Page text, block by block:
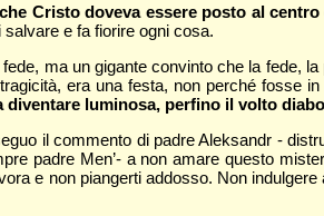
Cristo doveva essere posto al
e fa fiorire ogni cosa.
ma un gigante convinto che la fede,
era una festa, non perché fosse
luminosa, perfino il volto
il commento di padre Aleksandr -
padre Men’- a non amare questo
e non piangerti addosso. Non